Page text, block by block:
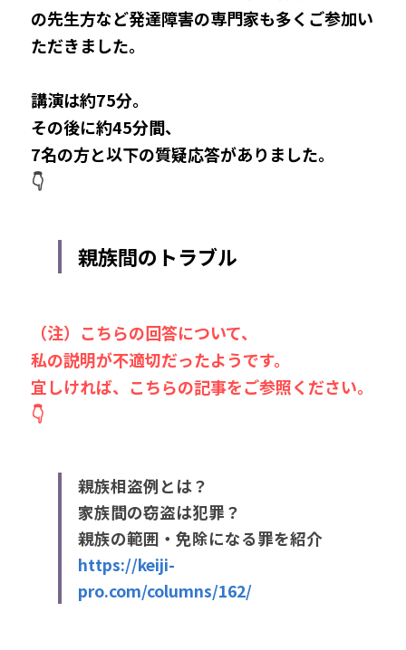
の先生方など発達障害の専門家も多くご参加い
ただきました。
講演は約75分。
その後に約45分間、
7名の方と以下の質疑応答がありました。
👇
親族間のトラブル
（注）こちらの回答について、
私の説明が不適切だったようです。
宜しければ、こちらの記事をご参照ください。
👇
親族相盗例とは？
家族間の窃盗は犯罪？
親族の範囲・免除になる罪を紹介
https://keiji-
pro.com/columns/162/